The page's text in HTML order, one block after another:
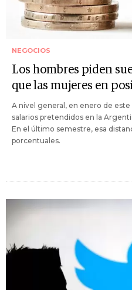
NEGOCIOS
Los hombres piden
que las mujeres en
A nivel general, en enero de
salarios pretendidos en la
En el último semestre, esa
porcentuales.